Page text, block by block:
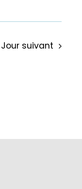
Jour suivant